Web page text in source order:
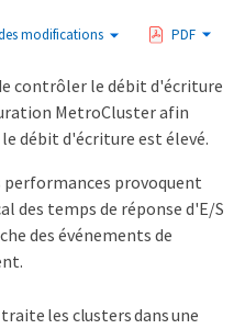
modifications PDF
contrôler le débit d'écriture
MetroCluster afin
débit d'écriture est élevé.
performances provoquent
des temps de réponse d'E/S
des événements de
les clusters dans une